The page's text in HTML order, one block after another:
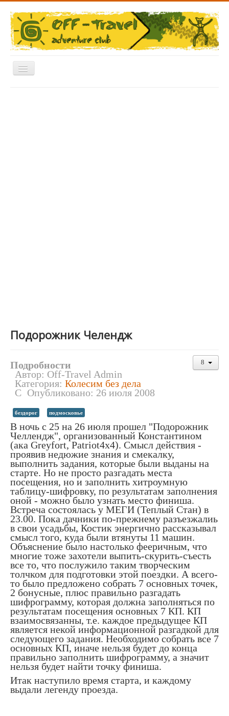
Включить/
Подорожник Челендж
Подробности
Автор: Off-Travel Admin
Категория: Колесим без дела
Опубликовано: 26 июля 2008
бездорог подмосковье
В ночь с 25 на 26 июля прошел "Подорожник
Челлендж", организованный Константином
(ака Greyfort, Patriot4x4). Смысл действия -
проявив недюжие знания и смекалку,
выполнить задания, которые были выданы на
старте. Но не просто разгадать места
посещения, но и заполнить хитроумную
таблицу-шифровку, по результатам заполнения
оной - можно было узнать место финиша.
Встреча состоялась у МЕГИ (Теплый Стан) в
23.00. Пока дачники по-прежнему разъезжалиь
в свои усадьбы, Костик энергично рассказывал
смысл того, куда были втянуты 11 машин.
Объяснение было настолько фееричным, что
многие тоже захотели выпить-скурить-съесть
все то, что послужило таким творческим
толчком для подготовки этой поездки. А всего-
то было предложено собрать 7 основных точек,
2 бонусные, плюс правильно разгадать
шифрограмму, которая должна заполняться по
результатам посещения основных 7 КП. КП
взаимосвязанны, т.е. каждое предыдущее КП
является некой информационной разгадкой для
следующего задания. Необходимо собрать все 7
основных КП, иначе нельзя будет до конца
правильно заполнить шифрограмму, а значит
нельзя будет найти точку финиша.
Итак наступило время старта, и каждому
выдали легенду проезда.